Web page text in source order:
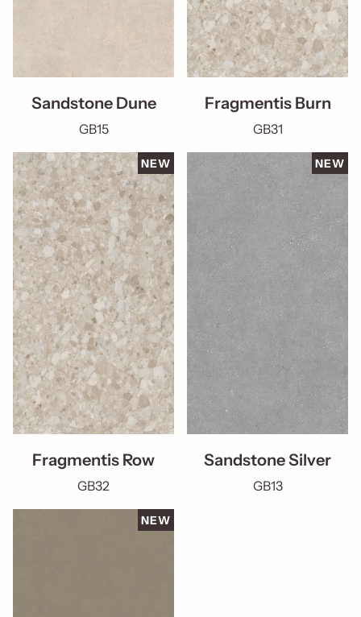
Sandstone Dune
GB15
Fragmentis Burn
GB31
NEW
Fragmentis Row
GB32
NEW
Sandstone Silver
GB13
NEW